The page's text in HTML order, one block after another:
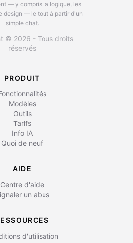
— y compris la logique, les
design — le tout à partir d'un
simple chat.
© 2026 - Tous droits
réservés
PRODUIT
Modèles
Outils
Tarifs
Info IA
Quoi de neuf
AIDE
Centre d'aide
un abus
d'utilisation